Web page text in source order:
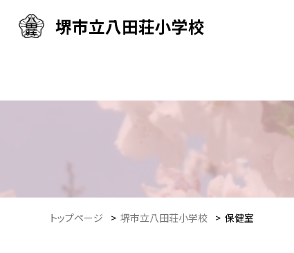
堺市立八田荘小学校
トップページ > 堺市立八田荘小学校 > 保健室